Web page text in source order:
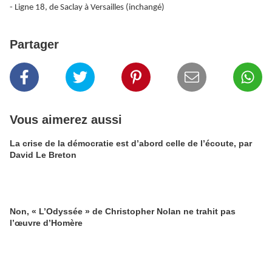
- Ligne 18, de Saclay à Versailles (inchangé)
Partager
Vous aimerez aussi
La crise de la démocratie est d’abord celle de l’écoute, par
David Le Breton
Non, « L’Odyssée » de Christopher Nolan ne trahit pas
l’œuvre d’Homère